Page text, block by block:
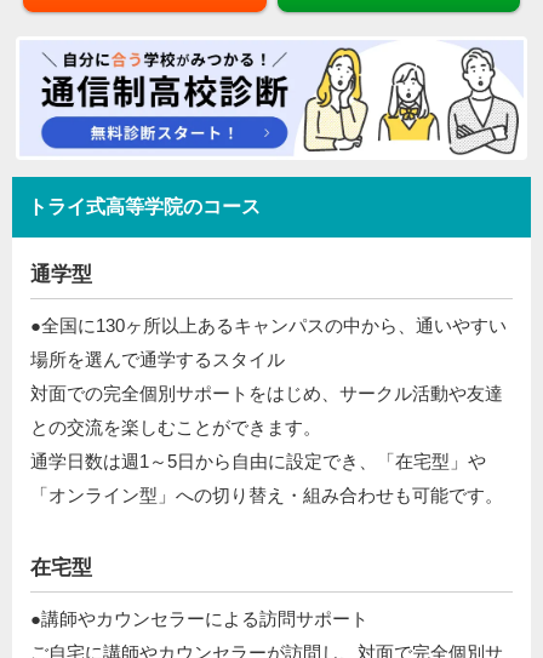
トライ式高等学院のコース
通学型
●全国に130ヶ所以上あるキャンパスの中から、通いやすい
場所を選んで通学するスタイル​
対面での完全個別サポートをはじめ、サークル活動や友達
との交流を楽しむことができます。​
通学日数は週1～5日から自由に設定でき、「在宅型」や
「オンライン型」への切り替え・組み合わせも可能です。​​
在宅型
●講師やカウンセラーによる訪問サポート​
​ ご自宅に講師やカウンセラーが訪問し、対面で完全個別サ